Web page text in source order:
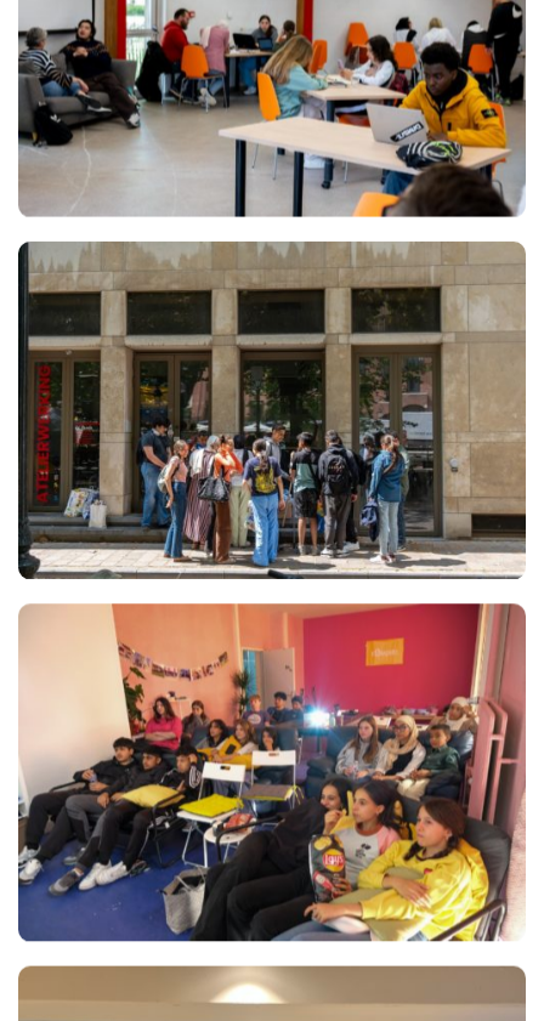
Views
Views
Views